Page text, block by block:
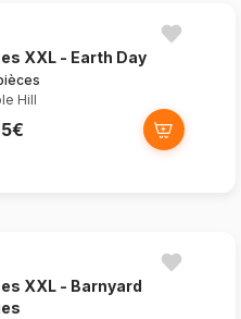
XXL - Earth Day
Hill
XXL - Barnyard